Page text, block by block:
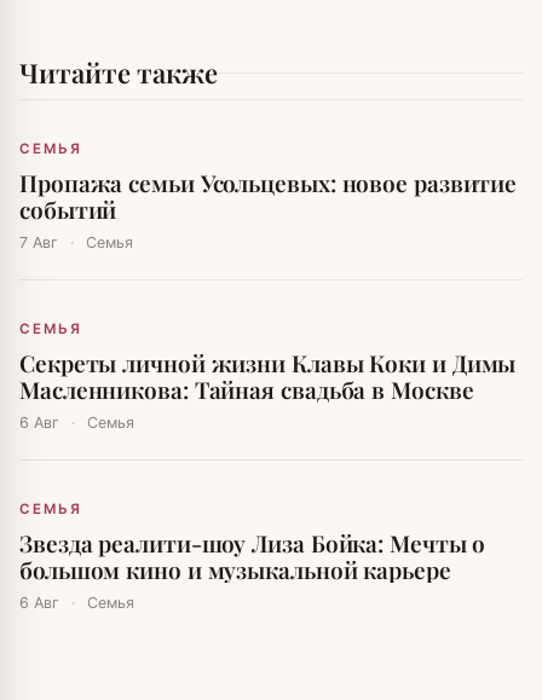
Читайте также
СЕМЬЯ
Пропажа семьи Усольцевых: новое развитие
событий
7 Авг · Семья
СЕМЬЯ
Секреты личной жизни Клавы Коки и Димы
Масленникова: Тайная свадьба в Москве
6 Авг · Семья
СЕМЬЯ
Звезда реалити-шоу Лиза Бойка: Мечты о
большом кино и музыкальной карьере
6 Авг · Семья